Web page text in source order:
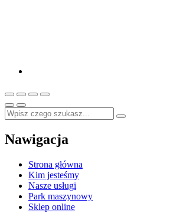
Nawigacja
Strona główna
Kim jesteśmy
Nasze usługi
Park maszynowy
Sklep online